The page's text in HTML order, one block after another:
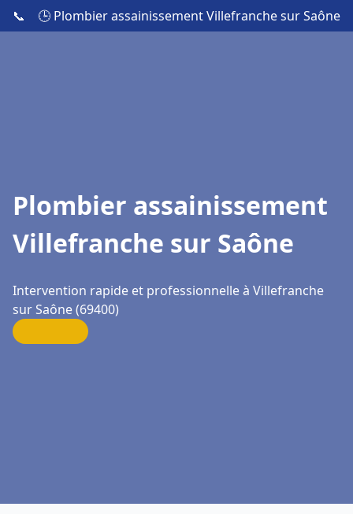
📞 🕒 Plombier assainissement Villefranche sur Saône
Plombier assainissement
Villefranche sur Saône
Intervention rapide et professionnelle à Villefranche
sur Saône (69400)